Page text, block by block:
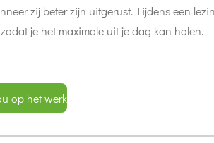
zij beter zijn uitgerust. Tijdens een
je het maximale uit je dag kan halen.
op het werk